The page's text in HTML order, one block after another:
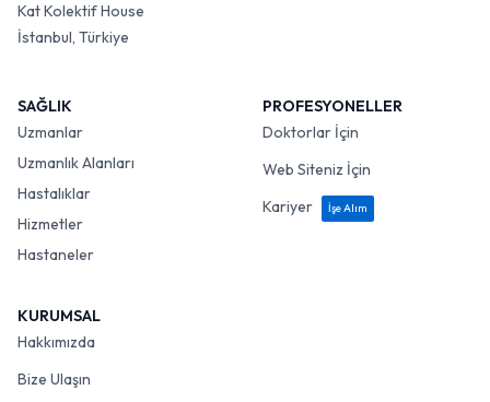
Kat Kolektif House
İstanbul, Türkiye
SAĞLIK
Uzmanlar
Uzmanlık Alanları
Hastalıklar
Hizmetler
Hastaneler
PROFESYONELLER
Doktorlar İçin
Web Siteniz İçin
Kariyer
İşe Alım
KURUMSAL
Hakkımızda
Bize Ulaşın